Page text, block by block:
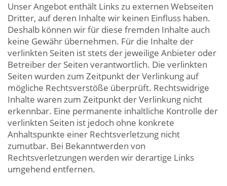
Unser Angebot enthält Links zu externen Webseiten
Dritter, auf deren Inhalte wir keinen Einfluss haben.
Deshalb können wir für diese fremden Inhalte auch
keine Gewähr übernehmen. Für die Inhalte der
verlinkten Seiten ist stets der jeweilige Anbieter oder
Betreiber der Seiten verantwortlich. Die verlinkten
Seiten wurden zum Zeitpunkt der Verlinkung auf
mögliche Rechtsverstöße überprüft. Rechtswidrige
Inhalte waren zum Zeitpunkt der Verlinkung nicht
erkennbar. Eine permanente inhaltliche Kontrolle der
verlinkten Seiten ist jedoch ohne konkrete
Anhaltspunkte einer Rechtsverletzung nicht
zumutbar. Bei Bekanntwerden von
Rechtsverletzungen werden wir derartige Links
umgehend entfernen.